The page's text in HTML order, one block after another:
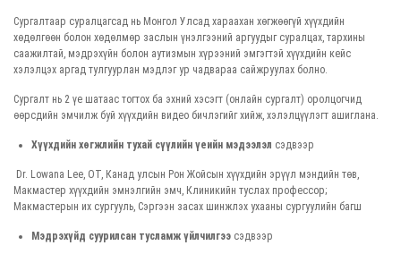
Сургалтаар суралцагсад нь Монгол Улсад хараахан хөгжөөгүй хүүхдийн
хөдөлгөөн болон хөдөлмөр заслын үнэлгээний аргуудыг суралцах, тархины
саажилтай, мэдрэхүйн болон аутизмын хүрээний эмгэгтэй хүүхдийн кейс
хэлэлцэх аргад тулгуурлан мэдлэг ур чадвараа сайжруулах болно.
Сургалт нь 2 үе шатаас тогтох ба эхний хэсэгт (онлайн сургалт) оролцогчид
өөрсдийн эмчилж буй хүүхдийн видео бичлэгийг хийж, хэлэлцүүлэгт ашиглана.
Хүүхдийн хөгжлийн тухай сүүлийн үеийн мэдээлэл сэдвээр
Dr. Lowana Lee, OT, Канад улсын Рон Жойсын хүүхдийн эрүүл мэндийн төв,
Макмастер хүүхдийн эмнэлгийн эмч, Клиникийн туслах профессор;
Макмастерын их сургууль, Сэргээн засах шинжлэх ухааны сургуулийн багш
Мэдрэхүйд суурилсан тусламж үйлчилгээ сэдвээр